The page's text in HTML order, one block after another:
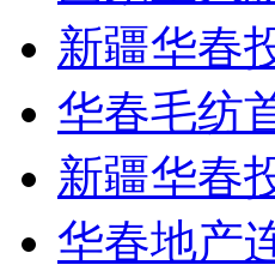
新疆华春
华春毛纺
新疆华春
华春地产